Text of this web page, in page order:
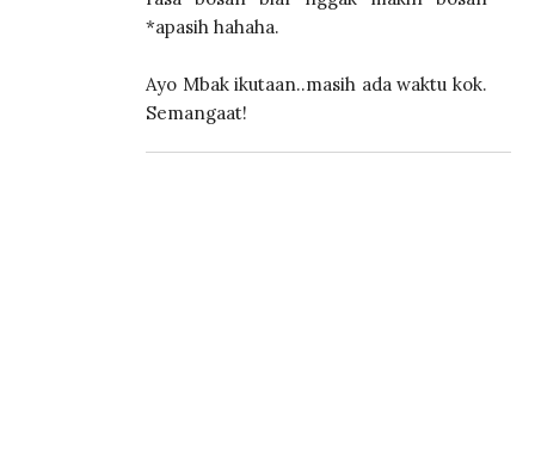
*apasih hahaha.
Ayo Mbak ikutaan..masih ada waktu kok.
Semangaat!